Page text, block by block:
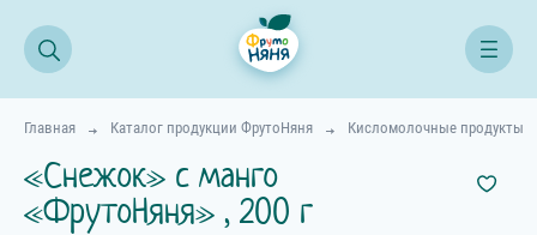
Главная Каталог продукции ФрутоНяня Кисломолочные продукты
«Снежок» с манго
«ФрутоНяня» , 200 г